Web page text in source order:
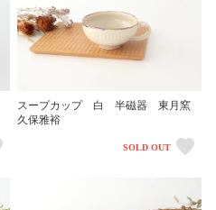
スープカップ 白 半磁器 東月窯
久保雅裕
SOLD OUT